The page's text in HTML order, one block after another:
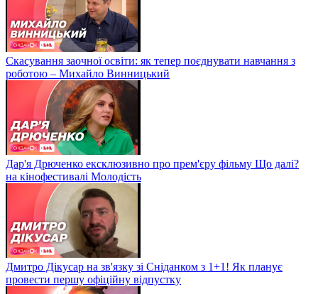
Скасування заочної освіти: як тепер поєднувати навчання з
роботою – Михайло Винницький
Дар'я Дрюченко ексклюзивно про прем'єру фільму Що далі?
на кінофестивалі Молодість
Дмитро Дікусар на зв'язку зі Сніданком з 1+1! Як планує
провести першу офіційну відпустку